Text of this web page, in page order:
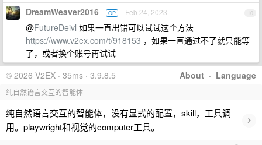
10
DreamWeaver2016 OP Feb 24, 2023
@FutureDeivl 如果一直出错可以试试这个方法
https://www.v2ex.com/t/918153 ，如果一直通过不了就只能等
了，或者换个账号再试试
About · Language
© 2026 V2EX · 35ms · 3.9.8.5
纯自然语言交互的智能体
纯自然语言交互的智能体，没有显式的配置，skill，工具调
用。playwright和视觉的computer工具。
›